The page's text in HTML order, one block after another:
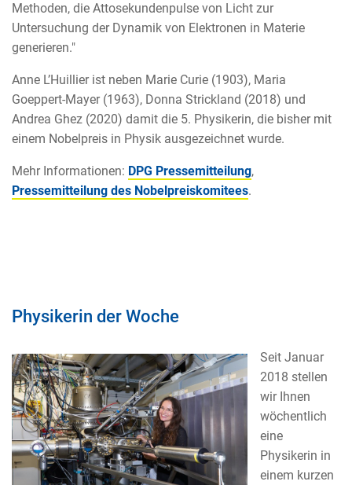
Methoden, die Attosekundenpulse von Licht zur
Untersuchung der Dynamik von Elektronen in Materie
generieren."
Anne L’Huillier ist neben Marie Curie (1903), Maria
Goeppert-Mayer (1963), Donna Strickland (2018) und
Andrea Ghez (2020) damit die 5. Physikerin, die bisher mit
einem Nobelpreis in Physik ausgezeichnet wurde.
Mehr Informationen: DPG Pressemitteilung,
Pressemitteilung des Nobelpreiskomitees.
Physikerin der Woche
Seit Januar
2018 stellen
wir Ihnen
wöchentlich
eine
Physikerin in
einem kurzen